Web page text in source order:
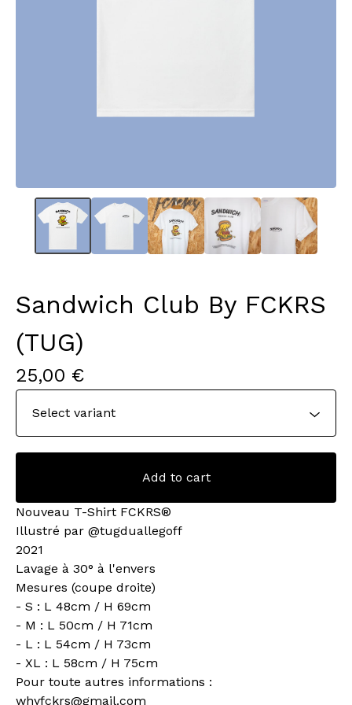
Sandwich Club By FCKRS
(TUG)
25,00 €
Add to cart
Nouveau T-Shirt FCKRS®
Illustré par @tugduallegoff
2021
Lavage à 30° à l'envers
Mesures (coupe droite)
- S : L 48cm / H 69cm
- M : L 50cm / H 71cm
- L : L 54cm / H 73cm
- XL : L 58cm / H 75cm
Pour toute autres informations :
whyfckrs@gmail.com